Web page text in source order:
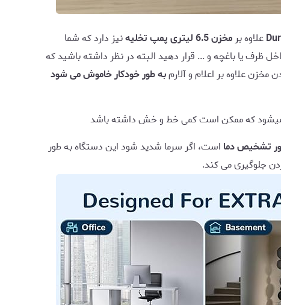
علاوه بر مخزن 6.5 لیتری پمپ تخلیه
نیز دارد که شما
ظرف یا باغچه و ... قرار دهید البته در نظر داشته باشید که
علاوه بر اعلام و آلارمبه طور خودکار خاموش می شود
که ممکن است کمی خط و خش داشته باشد
تشخیص دما است، اگر سرما شدید شود این دستگاه به طور
جلوگیری می کند.